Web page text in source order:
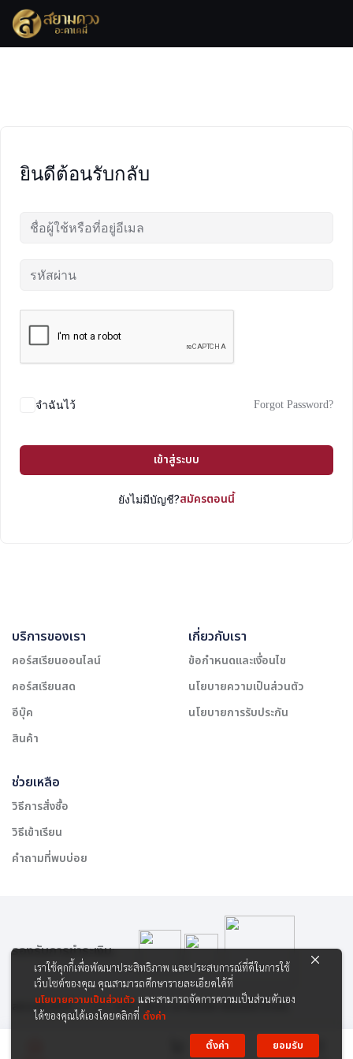
Skip
content
ยินดีต้อนรับกลับ
จำฉันไว้ Forgot Password?
เข้าสู่ระบบ
ยังไม่มีบัญชี?สมัครตอนนี้
บริการของเรา
คอร์สเรียนออนไลน์
คอร์สเรียนสด
อีบุ๊ค
สินค้า
เกี่ยวกับเรา
ข้อกำหนดและเงื่อนไข
นโยบายความเป็นส่วนตัว
นโยบายการรับประกัน
ช่วยเหลือ
วิธีการสั่งซื้อ
วิธีเข้าเรียน
คำถามที่พบบ่อย
สงวนลิขสิทธิ์ © 2565 บริษัท สยาม เคาเซิลลิ่ง เซ็นเตอร์ จำกัด
รองรับการชำระเงิน:
เราใช้คุกกี้เพื่อพัฒนาประสิทธิภาพ และประสบการณ์ที่ดีในการใช้
เว็บไซต์ของคุณ คุณสามารถศึกษารายละเอียดได้ที่
นโยบายความเป็นส่วนตัว และสามารถจัดการความเป็นส่วนตัวเอง
ได้ของคุณได้เองโดยคลิกที่ ตั้งค่า
ตั้งค่า
ยอมรับ